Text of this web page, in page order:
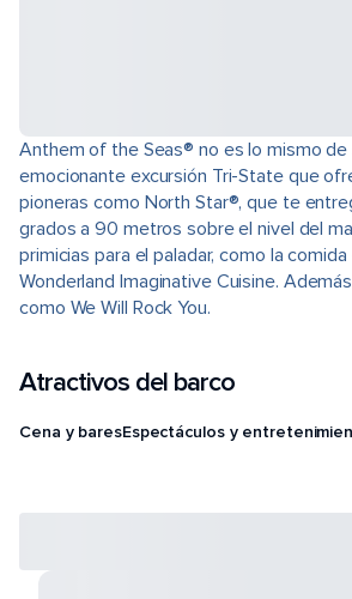
Anthem of the Seas® no es lo mismo de
emocionante excursión Tri-State que
pioneras como North Star®, que te
grados a 90 metros sobre el nivel del
primicias para el paladar, como la
Wonderland Imaginative Cuisine.
como We Will Rock You.
Atractivos del barco
Cena y baresEspectáculos y